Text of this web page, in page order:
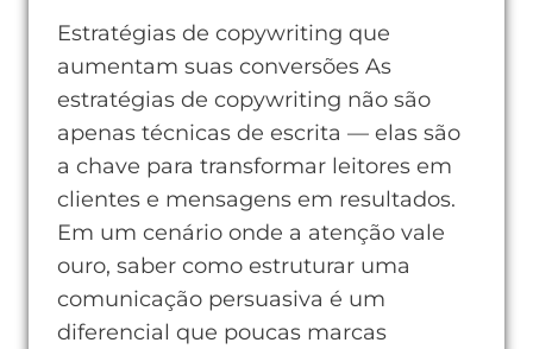
Estratégias de copywriting que
aumentam suas conversões As
estratégias de copywriting não são
apenas técnicas de escrita — elas são
a chave para transformar leitores em
clientes e mensagens em resultados.
Em um cenário onde a atenção vale
ouro, saber como estruturar uma
comunicação persuasiva é um
diferencial que poucas marcas